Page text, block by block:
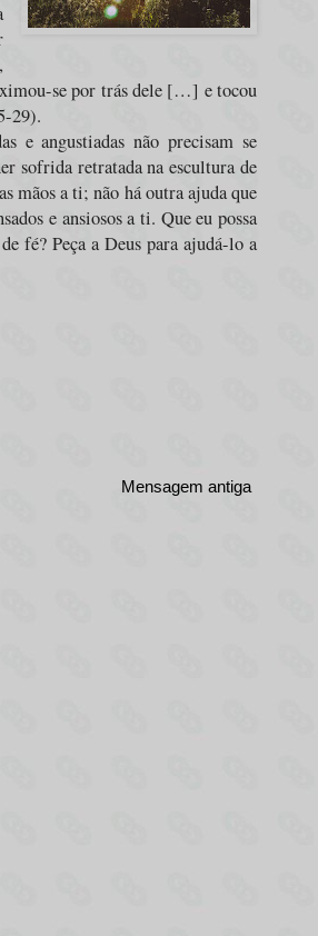
se por trás dele […] e tocou
29).
e angustiadas não precisam se
sofrida retratada na escultura de
mãos a ti; não há outra ajuda que
e ansiosos a ti. Que eu possa
fé? Peça a Deus para ajudá-lo a
Mensagem antiga